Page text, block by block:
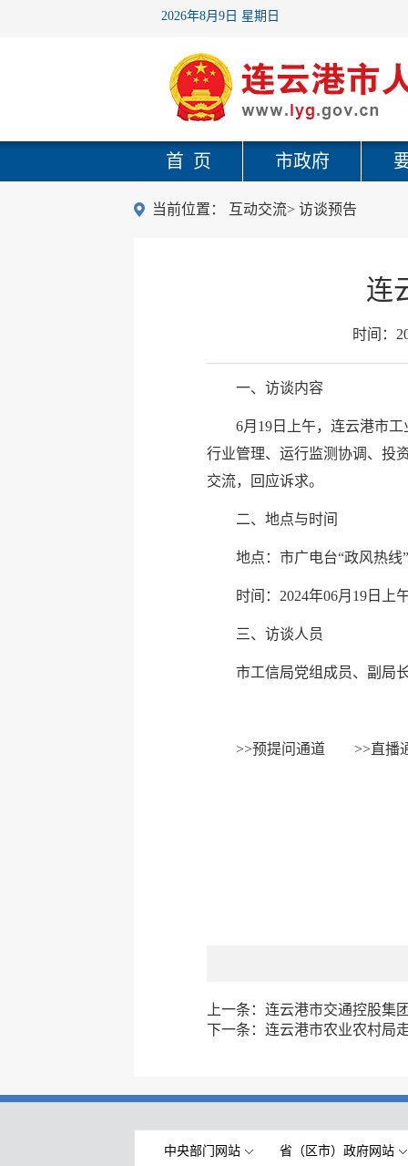
2026年8月9日 星期日
首 页 市政府
当前位置： 互动交流> 访谈预告
连
时间：
一、访谈内容
6月19日上午，连云港市
行业管理、运行监测协调、投
交流，回应诉求。
二、地点与时间
地点：市广电台“政风热线
时间：2024年06月19日上
三、访谈人员
市工信局党组成员、副局
>>预提问通道>>直播
上一条： 连云港市交通控股集
下一条： 连云港市农业农村局
中央部门网站 省（区市）政府网站